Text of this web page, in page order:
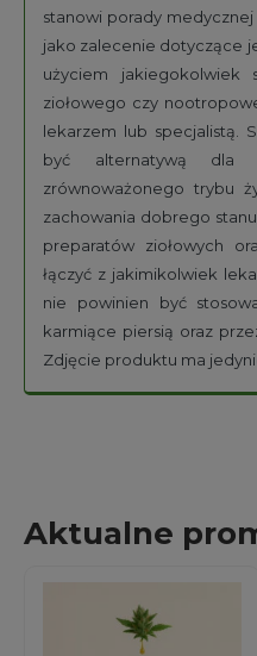
stanowi porady
jako zalecenie dotyczące
użyciem jakiegokolwiek
ziołowego czy
lekarzem lub specjalistą.
być alternatywą dla
zrównoważonego trybu
zachowania dobrego
preparatów ziołowych
łączyć z jakimikolwiek
nie powinien być
karmiące piersią oraz
Zdjęcie produktu ma
Aktualne